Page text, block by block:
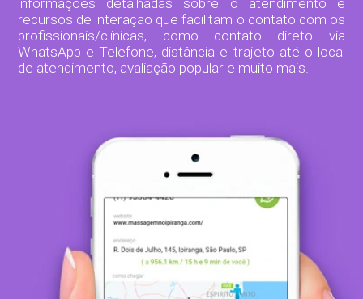
recursos de interação que facilitam o contato com os
profissionais/clínicas, como contato direto via
WhatsApp e Telefone, distância e trajeto até o local
de atendimento, avaliação popular e muito mais.